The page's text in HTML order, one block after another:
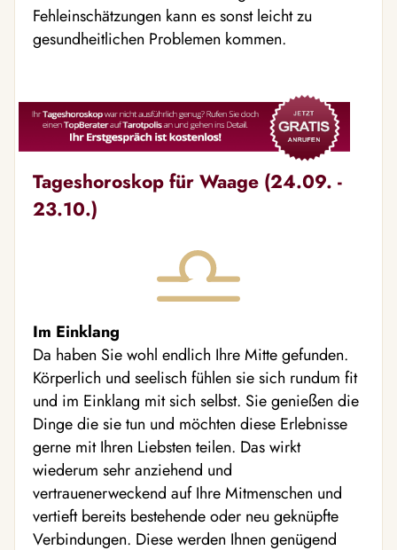
Fehleinschätzungen kann es sonst leicht zu
gesundheitlichen Problemen kommen.
Tageshoroskop für Waage (24.09. -
23.10.)
Im Einklang
Da haben Sie wohl endlich Ihre Mitte gefunden.
Körperlich und seelisch fühlen sie sich rundum fit
und im Einklang mit sich selbst. Sie genießen die
Dinge die sie tun und möchten diese Erlebnisse
gerne mit Ihren Liebsten teilen. Das wirkt
wiederum sehr anziehend und
vertrauenerweckend auf Ihre Mitmenschen und
vertieft bereits bestehende oder neu geknüpfte
Verbindungen. Diese werden Ihnen genügend